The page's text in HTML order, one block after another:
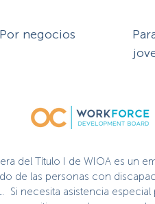
Por negocios
del Título I de WIOA es un
de las personas con
Si necesita asistencia